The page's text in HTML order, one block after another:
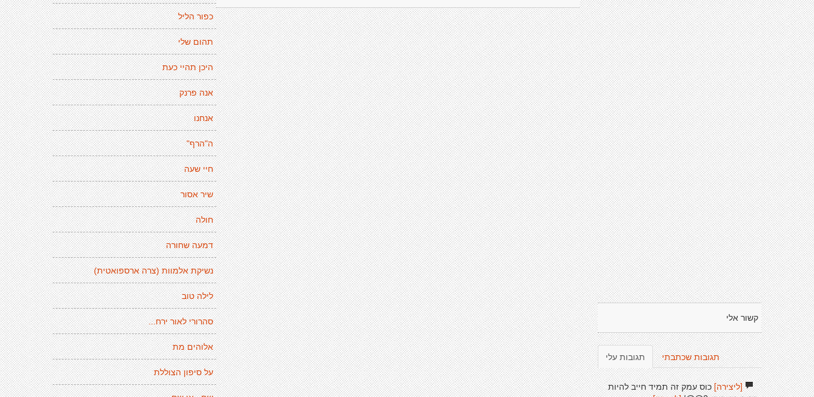
כפור הליל
תהום שלי
היכן תהיי כעת
אנה פרנק
אנחנו
ה"הרף"
חיי שעה
שיר אסור
חולה
דמעה שחורה
נשיקת אלמוות (צרה ארספואטית)
לילה טוב
סהרורי לאור ירח...
אלוהים מת
על סיפון הצוללת
קשור אלי
תגובות עלי תגובות שכתבתי
[ליצירה]כוס עמק זה תמיד חייב להיות